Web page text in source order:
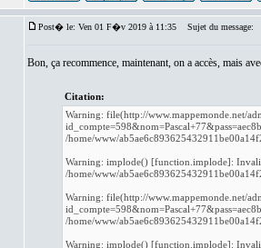
Post� le: Ven 01 F�v 2019 à 11:35 Sujet du message:
Bon, ça recommence, maintenant, on a accès, mais
Citation:
Warning: file(http://www.mappemonde.net/
/home/www/
Warning: implode() [function.implode]:
/home/www/
Warning: file(http://www.mappemonde.net/
/home/www/
Warning: implode() [function.implode]: